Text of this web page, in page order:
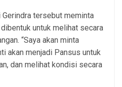
tersebut meminta
untuk melihat secara
“Saya akan minta
akan menjadi Pansus untuk
dan melihat kondisi secara